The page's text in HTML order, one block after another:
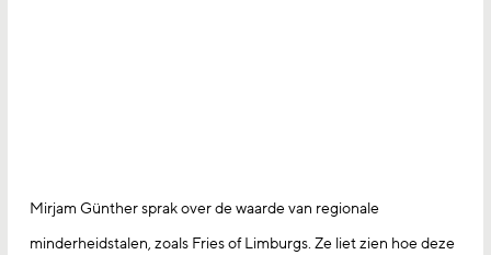
Mirjam Günther sprak over de waarde van regionale
minderheidstalen, zoals Fries of Limburgs. Ze liet zien hoe deze